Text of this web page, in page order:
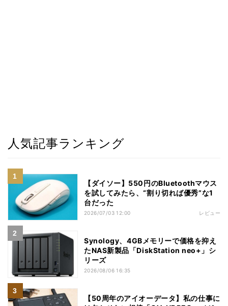
人気記事ランキング
【ダイソー】550円のBluetoothマウス
を試してみたら、“割り切れば優秀”な1
台だった
2026/07/03 12:00 レビュー
Synology、4GBメモリーで価格を抑え
たNAS新製品「DiskStation neo+」シ
リーズ
2026/08/06 16:35
【50周年のアイオーデータ】私の仕事に